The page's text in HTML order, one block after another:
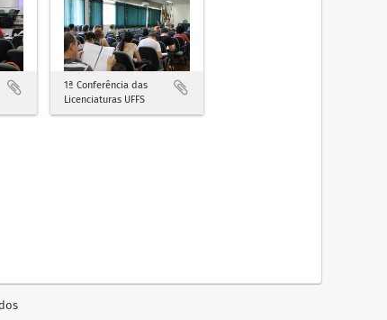
1ª Conferência das
Licenciaturas UFFS